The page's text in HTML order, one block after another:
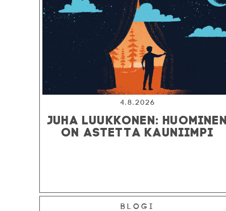
4.8.2026
JUHA LUUKKONEN:
ON ASTETTA KAUNIIMPI
Blogi